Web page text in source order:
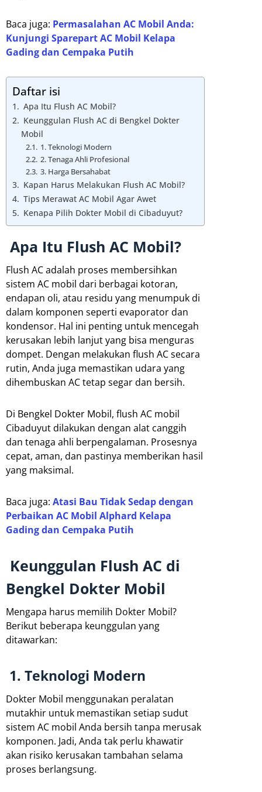
Baca juga: Permasalahan AC Mobil Anda:
Kunjungi Sparepart AC Mobil Kelapa
Gading dan Cempaka Putih
Daftar isi
Apa Itu Flush AC Mobil?
Keunggulan Flush AC di Bengkel Dokter
Mobil
1. Teknologi Modern
2. Tenaga Ahli Profesional
3. Harga Bersahabat
Kapan Harus Melakukan Flush AC Mobil?
Tips Merawat AC Mobil Agar Awet
Kenapa Pilih Dokter Mobil di Cibaduyut?
Apa Itu Flush AC Mobil?
Flush AC adalah proses membersihkan
sistem AC mobil dari berbagai kotoran,
endapan oli, atau residu yang menumpuk di
dalam komponen seperti evaporator dan
kondensor. Hal ini penting untuk mencegah
kerusakan lebih lanjut yang bisa menguras
dompet. Dengan melakukan flush AC secara
rutin, Anda juga memastikan udara yang
dihembuskan AC tetap segar dan bersih.
Di Bengkel Dokter Mobil, flush AC mobil
Cibaduyut dilakukan dengan alat canggih
dan tenaga ahli berpengalaman. Prosesnya
cepat, aman, dan pastinya memberikan hasil
yang maksimal.
Baca juga: Atasi Bau Tidak Sedap dengan
Perbaikan AC Mobil Alphard Kelapa
Gading dan Cempaka Putih
Keunggulan Flush AC di
Bengkel Dokter Mobil
Mengapa harus memilih Dokter Mobil?
Berikut beberapa keunggulan yang
ditawarkan:
1. Teknologi Modern
Dokter Mobil menggunakan peralatan
mutakhir untuk memastikan setiap sudut
sistem AC mobil Anda bersih tanpa merusak
komponen. Jadi, Anda tak perlu khawatir
akan risiko kerusakan tambahan selama
proses berlangsung.